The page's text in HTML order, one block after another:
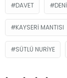
DAVET
KAYSERI MANTISI
SÜTLÜ NURIYE